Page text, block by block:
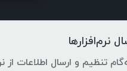
نرم‌افزارها
تنظیم و ارسال اطلاعات از